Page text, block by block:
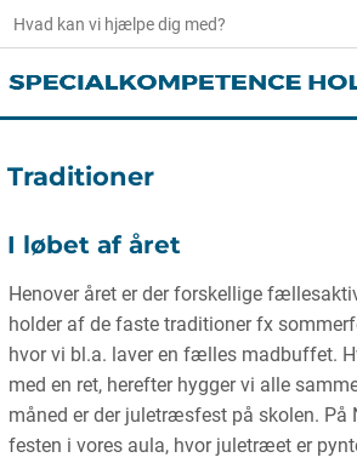
Traditioner
I løbet af året
Henover året er der forskellige
holder af de faste traditioner fx
hvor vi bl.a. laver en fælles madbuffet.
med en ret, herefter hygger vi alle
måned er der juletræsfest på skolen. På
festen i vores aula, hvor juletræet er